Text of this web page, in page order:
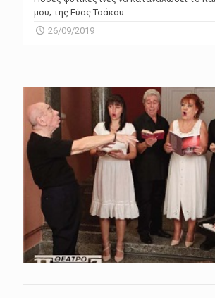
μου; της Εύας Τσάκου
26/09/2019